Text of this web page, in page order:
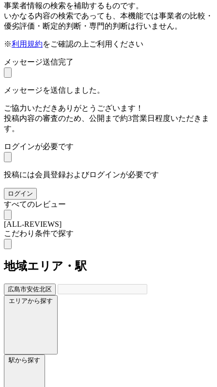
事業者情報の検索を補助するものです。
いかなる内容の検索であっても、本機能では事業者の比較・
優劣評価・断定的判断・専門的判断は行いません。
※利用規約をご確認の上ご利用ください
メッセージ送信完了
メッセージを送信しました。
ご協力いただきありがとうございます！
投稿内容の審査のため、公開まで約3営業日程度いただきま
す。
ログインが必要です
投稿には会員登録およびログインが必要です
ログイン
すべてのレビュー
[ALL-REVIEWS]
こだわり条件で探す
地域エリア・駅
広島市安佐北区
エリアから探す
駅から探す